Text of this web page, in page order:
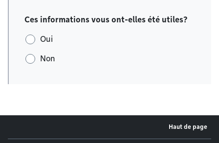
Ces informations vous ont-elles été utiles?
Oui
Non
Haut de page